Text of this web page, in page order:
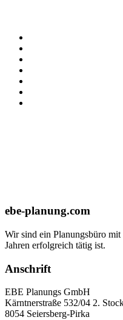
ebe-planung.com
Wir sind ein Planungsbüro
Jahren erfolgreich tätig ist.
Anschrift
EBE Planungs GmbH
Kärntnerstraße 532/04 2.
8054 Seiersberg-Pirka